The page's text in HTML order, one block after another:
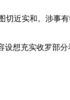
近实和。涉事
想充实收罗部分